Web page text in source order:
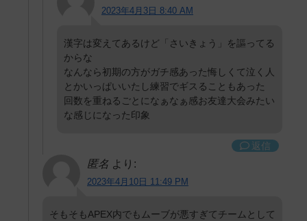
2023年4月3日 8:40 AM
漢字は変えてあるけど「さいきょう」を謳ってる
からな
なんなら初期の方がガチ感あった悔しくて泣く人
とかいっぱいいたし練習でギスることもあった
回数を重ねるごとになぁなぁ感お友達大会みたい
な感じになった印象
返信
匿名 より:
2023年4月10日 11:49 PM
そもそもAPEX内でもムーブが悪すぎてチームとして